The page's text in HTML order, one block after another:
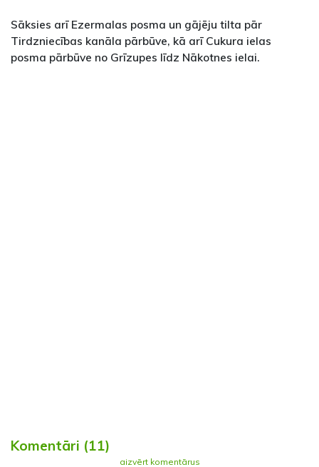
Sāksies arī Ezermalas posma un gājēju tilta pār
Tirdzniecības kanāla pārbūve, kā arī Cukura ielas
posma pārbūve no Grīzupes līdz Nākotnes ielai.
Komentāri (11)
aizvērt komentārus